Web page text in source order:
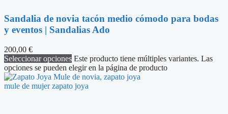
Sandalia de novia tacón medio cómodo para bodas
y eventos | Sandalias Ado
200,00 €
Seleccionar opciones Este producto tiene múltiples variantes. Las
opciones se pueden elegir en la página de producto